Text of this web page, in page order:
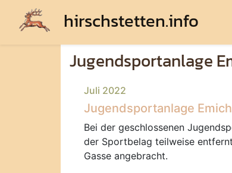
hirschstetten.info
Jugendsportanlage
Juli 2022
Jugendsportanlage
Bei der geschlossenen
der Sportbelag teilweise
Gasse angebracht.